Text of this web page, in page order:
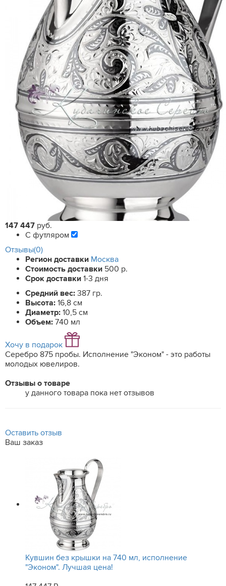
147 447 руб.
С футляром
Отзывы(0)
Регион доставки Москва
Стоимость доставки 500 р.
Срок доставки 1-3 дня
Средний вес: 387 гр.
Высота: 16,8 см
Диаметр: 10,5 см
Объем: 740 мл
Хочу в подарок
Серебро 875 пробы. Исполнение "Эконом" - это работы
молодых ювелиров.
Отзывы о товаре
у данного товара пока нет отзывов
Оставить отзыв
Ваш заказ
Кувшин без крышки на 740 мл, исполнение
"Эконом". Лучшая цена!